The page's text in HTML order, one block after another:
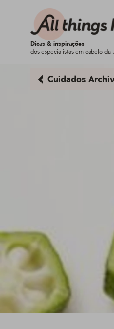
Dicas & inspirações
dos especialistas em cabelo da
Cuidados